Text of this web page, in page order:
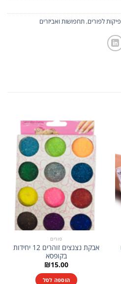
פיקות לפורים, תחפושות ואביזרים
פורים
אבקת נצנצים זוהרים 12 יחידות
בקופסא
₪15.00
הוספה לסל